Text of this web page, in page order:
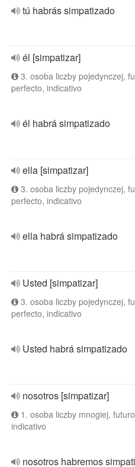
tú habrás simpatizado
él [simpatizar]
3. osoba liczby pojedynczej,
perfecto, indicativo
él habrá simpatizado
ella [simpatizar]
3. osoba liczby pojedynczej,
perfecto, indicativo
ella habrá simpatizado
Usted [simpatizar]
3. osoba liczby pojedynczej,
perfecto, indicativo
Usted habrá simpatizado
nosotros [simpatizar]
1. osoba liczby mnogiej,
indicativo
nosotros habremos